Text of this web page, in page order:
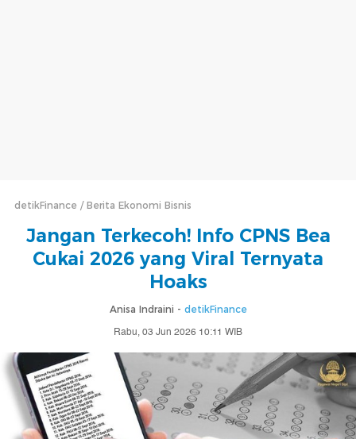
detikFinance Berita Ekonomi Bisnis
Jangan Terkecoh! Info CPNS Bea
Cukai 2026 yang Viral Ternyata
Hoaks
Anisa Indraini - detikFinance
Rabu, 03 Jun 2026 10:11 WIB